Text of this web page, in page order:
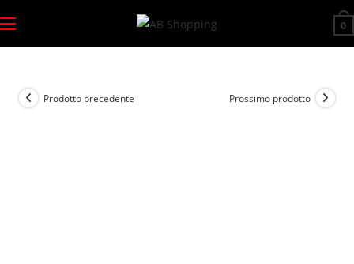
al
contenuto
0
Prodotto precedente Prossimo prodotto